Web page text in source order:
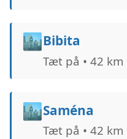
🏙️Bibita
Tæt på • 42 km
🏙️Saména
Tæt på • 42 km